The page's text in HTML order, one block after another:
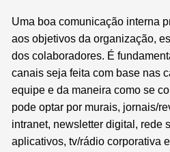
Uma boa comunicação interna
aos objetivos da organização,
dos colaboradores. É
canais seja feita com base nas
equipe e da maneira como se
pode optar por murais, jornais/
intranet, newsletter digital, rede
aplicativos, tv/rádio corporativa